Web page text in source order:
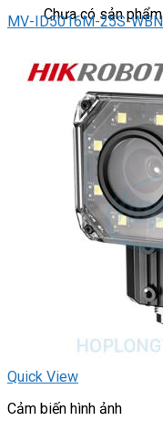
Chưa có sản
MV-ID5016M-25S-WBN
Quick View
Cảm biến hình ảnh